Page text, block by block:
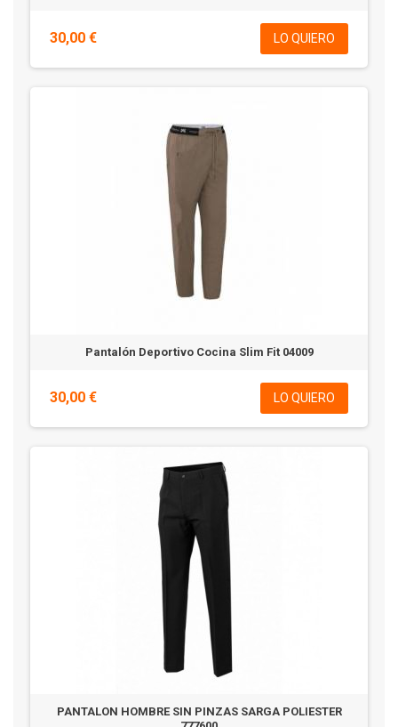
30,00 € LO QUIERO
Pantalón Deportivo Cocina Slim Fit 04009
30,00 € LO QUIERO
PANTALON HOMBRE SIN PINZAS SARGA POLIESTER